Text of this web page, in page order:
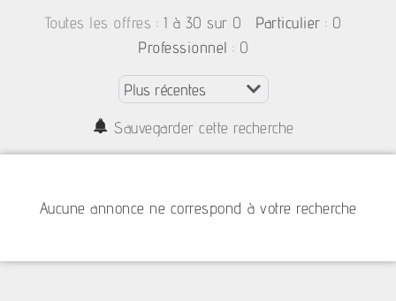
Toutes les offres : 1 à 30 sur 0 Particulier : 0
Professionnel : 0
Sauvegarder cette recherche
Aucune annonce ne correspond à votre recherche